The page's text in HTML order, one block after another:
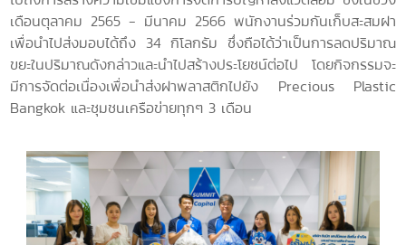
เดือนตุลาคม2565 - มีนาคม 2566 พนักงานร่วมกันเก็บสะสมฝา
เพื่อนำไปส่งมอบได้ถึง 34กิโลกรัม ซึ่งถือได้ว่าเป็นการลดปริมาณ
ขยะในปริมาณดังกล่าวและนำไปสร้างประโยชน์ต่อไป โดยกิจกรรมจะ
มีการจัดต่อเนื่องเพื่อนำส่งฝาพลาสติกไปยัง Precious Plastic
Bangkok และชุมชนเครือข่ายทุกๆ 3 เดือน